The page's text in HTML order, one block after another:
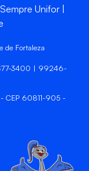
Sempre Unifor
de Fortaleza
3400 | 99246-
- CEP 60811-905 -